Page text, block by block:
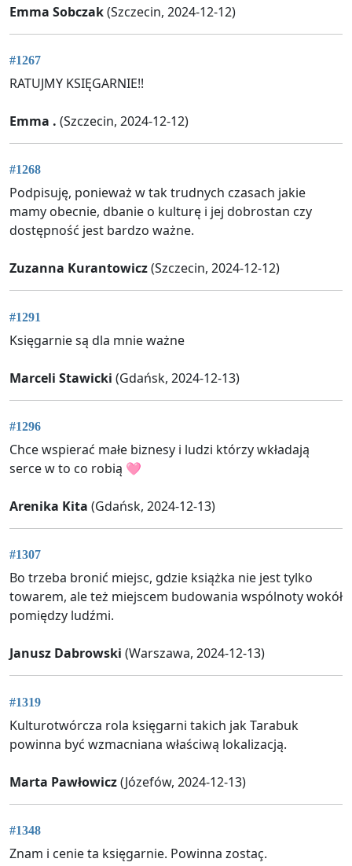
Emma Sobczak(Szczecin, 2024-12-12)
#1267
RATUJMY KSIĘGARNIE!!
Emma . (Szczecin, 2024-12-12)
#1268
Podpisuję, ponieważ w tak trudnych czasach jakie
mamy obecnie, dbanie o kulturę i jej dobrostan czy
dostępność jest bardzo ważne.
Zuzanna Kurantowicz(Szczecin, 2024-12-12)
#1291
Księgarnie są dla mnie ważne
Marceli Stawicki (Gdańsk, 2024-12-13)
#1296
Chce wspierać małe biznesy i ludzi którzy wkładają
serce w to co robią 🩷
Arenika Kita (Gdańsk, 2024-12-13)
#1307
Bo trzeba bronić miejsc, gdzie książka nie jest tylko
towarem, ale też miejscem budowania wspólnoty wokół
pomiędzy ludźmi.
Janusz Dabrowski (Warszawa, 2024-12-13)
#1319
Kulturotwórcza rola księgarni takich jak Tarabuk
powinna być wzmacniana właściwą lokalizacją.
Marta Pawłowicz(Józefów, 2024-12-13)
#1348
Znam i cenie ta księgarnie. Powinna zostaç.